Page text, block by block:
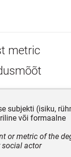
metric
subjekti (isiku,
või formaalne
or metric of the
actor